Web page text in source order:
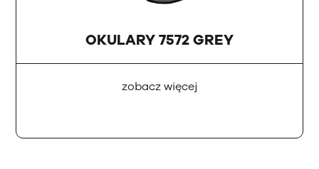
OKULARY 7572 GREY
zobacz więcej